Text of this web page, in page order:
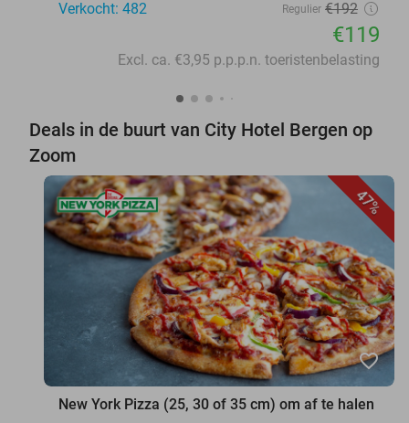
Verkocht: 482
Regulier €192
€119
Excl. ca. €3,95 p.p.p.n. toeristenbelasting
Deals in de buurt van City Hotel Bergen op
Zoom
47%
favorite_border
New York Pizza (25, 30 of 35 cm) om af te halen